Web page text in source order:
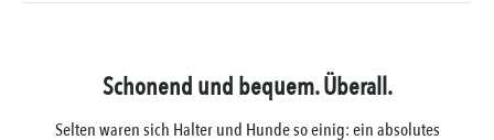
Schonend und bequem. Überall.
Selten waren sich Halter und Hunde so einig: ein absolutes